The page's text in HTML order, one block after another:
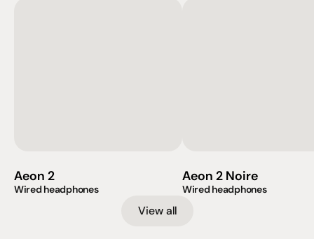
Aeon 2
Wired headphones
Aeon 2 Noire
Wired headphones
View all